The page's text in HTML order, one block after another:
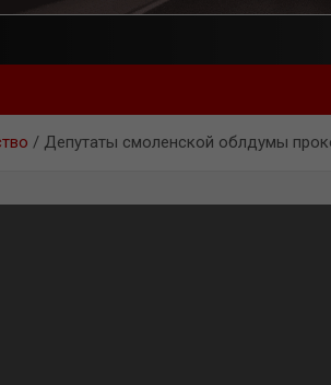
Депутаты смоленской облдумы